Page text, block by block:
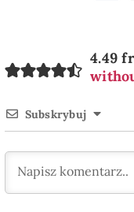
4.49
Subskrybuj